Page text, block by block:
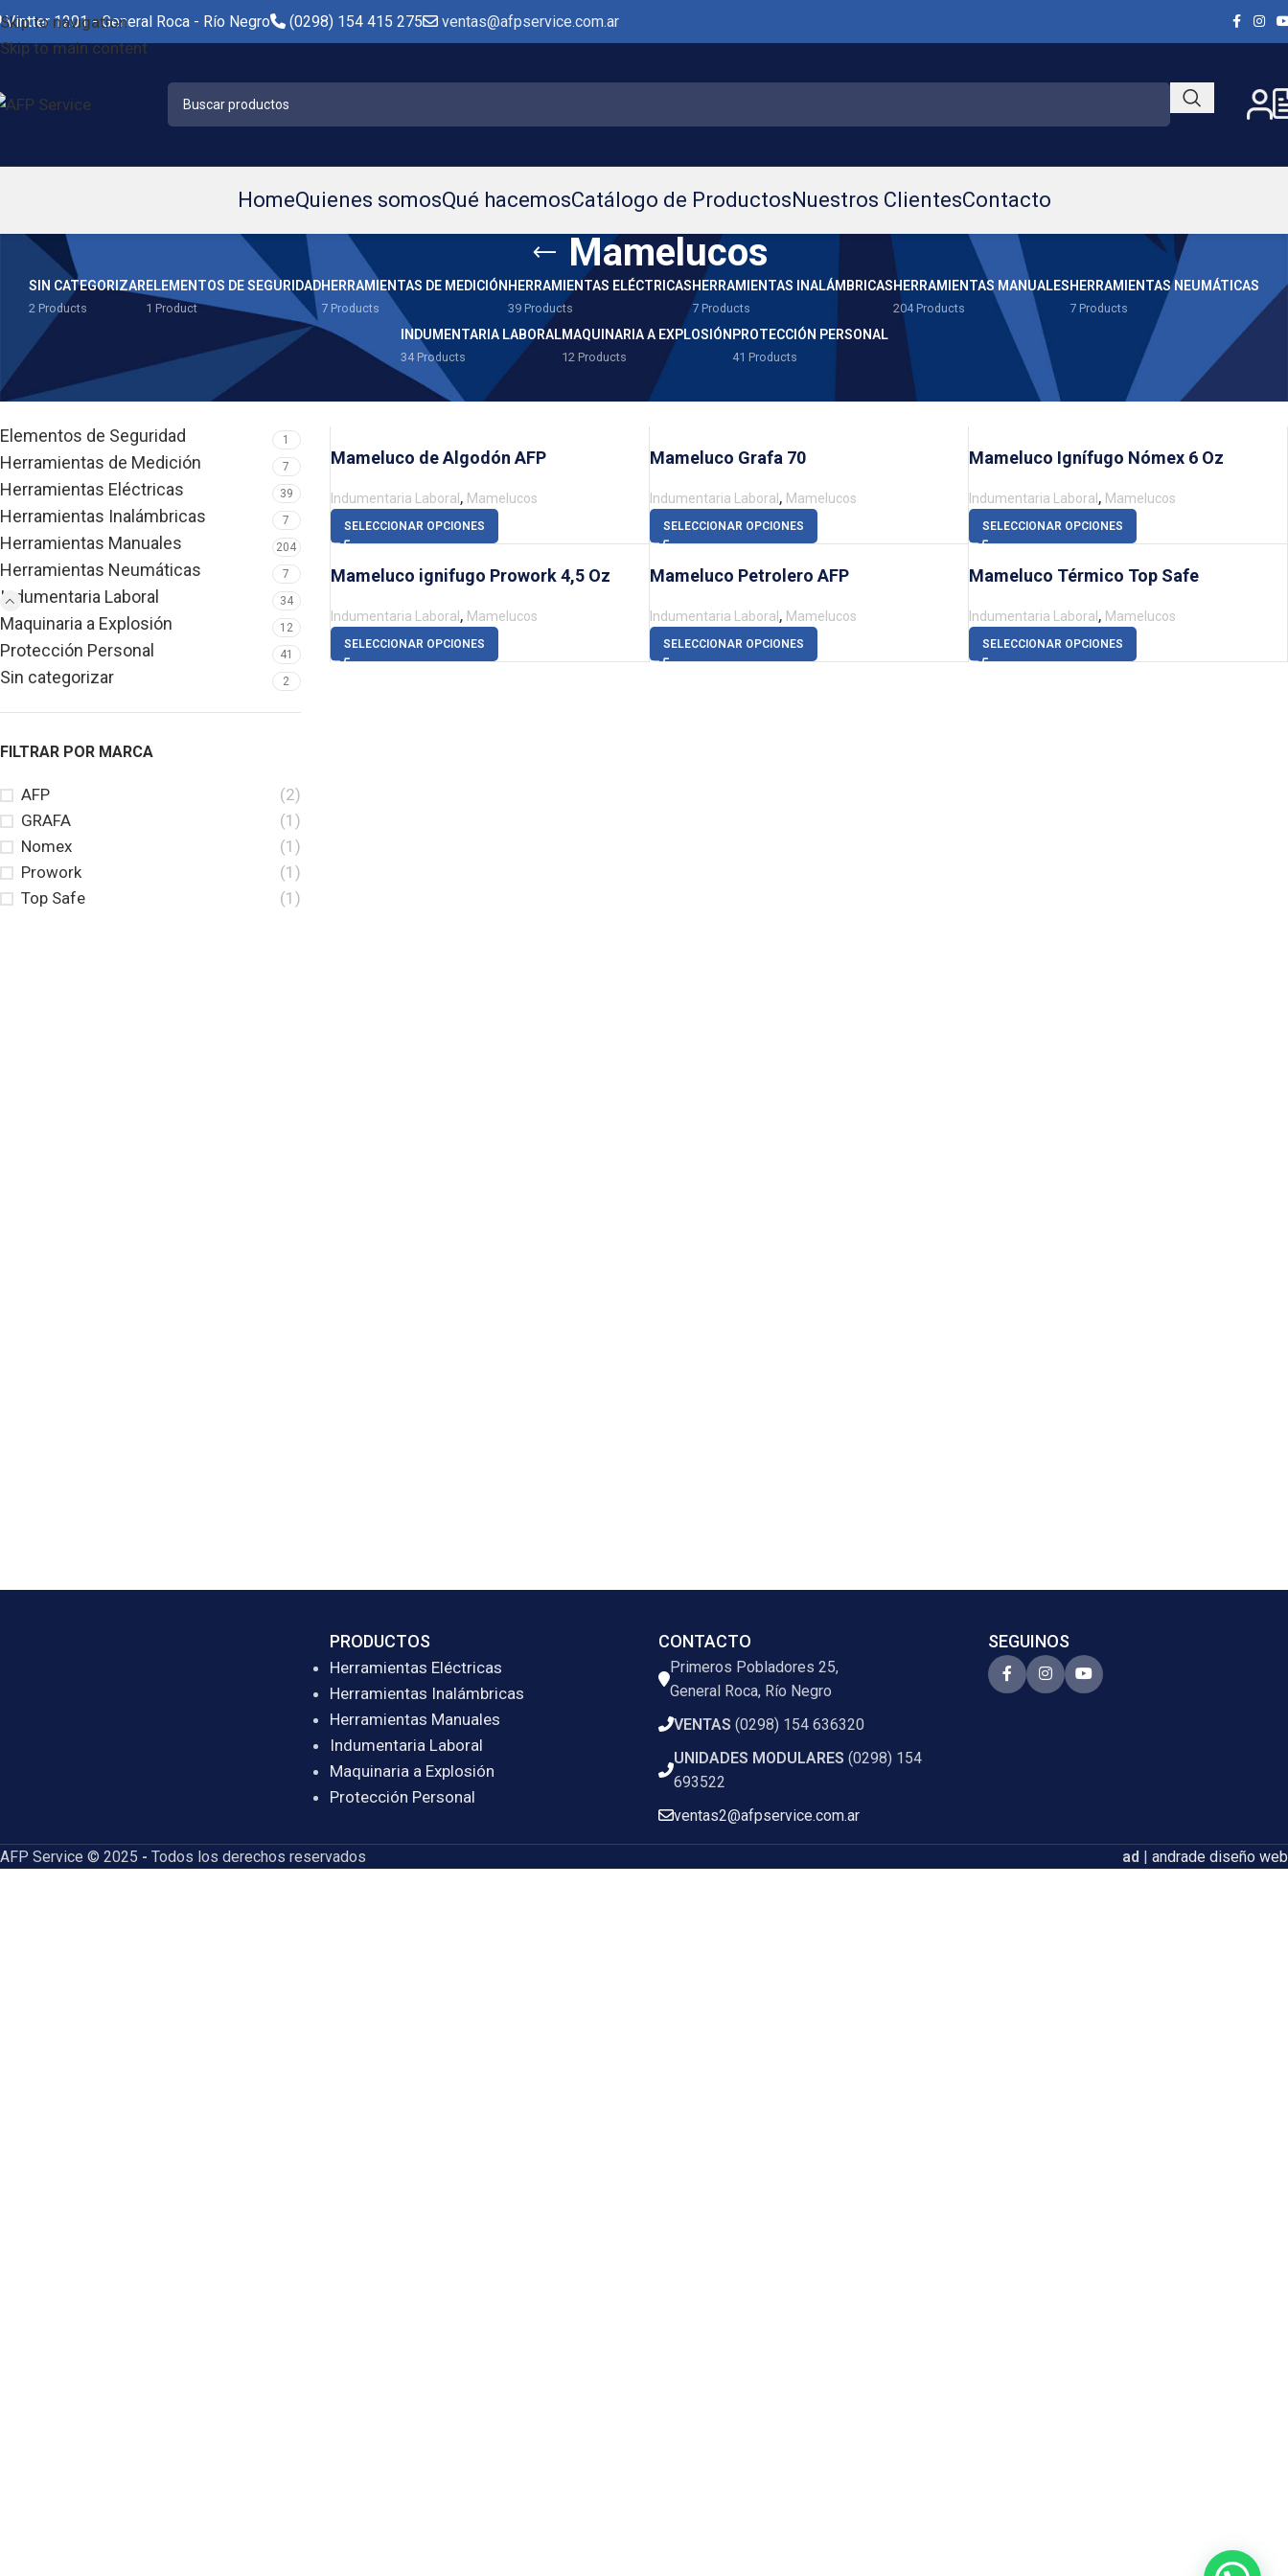
Skip to navigation
Skip to main content
Vintter 1201 - General Roca - Río Negro (0298) 154 415 275 ventas@afpservice.com.ar
HomeQuienes somosQué hacemosCatálogo de ProductosNuestros ClientesContacto
Mamelucos
SIN CATEGORIZAR
2 Products
ELEMENTOS DE SEGURIDAD
1 Product
HERRAMIENTAS DE MEDICIÓN
7 Products
HERRAMIENTAS ELÉCTRICAS
39 Products
HERRAMIENTAS INALÁMBRICAS
7 Products
HERRAMIENTAS MANUALES
204 Products
HERRAMIENTAS NEUMÁTICAS
7 Products
INDUMENTARIA LABORAL
34 Products
MAQUINARIA A EXPLOSIÓN
12 Products
PROTECCIÓN PERSONAL
41 Products
CATEGORÍAS
Elementos de Seguridad 1
Herramientas de Medición 7
Herramientas Eléctricas 39
Herramientas Inalámbricas 7
Herramientas Manuales 204
Herramientas Neumáticas 7
Indumentaria Laboral 34
Maquinaria a Explosión 12
Protección Personal 41
Sin categorizar 2
FILTRAR POR MARCA
AFP
(2)
GRAFA
(1)
Nomex
(1)
Prowork
(1)
Top Safe
(1)
Indumentaria Laboral/
Mameluco de Algodón AFP
Indumentaria Laboral , Mamelucos
SELECCIONAR OPCIONES
Mameluco Grafa 70
Indumentaria Laboral , Mamelucos
SELECCIONAR OPCIONES
Mameluco Ignífugo Nómex 6 Oz
Indumentaria Laboral , Mamelucos
SELECCIONAR OPCIONES
Mameluco ignifugo Prowork 4,5 Oz
Indumentaria Laboral , Mamelucos
SELECCIONAR OPCIONES
Mameluco Petrolero AFP
Indumentaria Laboral , Mamelucos
SELECCIONAR OPCIONES
Mameluco Térmico Top Safe
Indumentaria Laboral , Mamelucos
SELECCIONAR OPCIONES
PRODUCTOS
Herramientas Eléctricas
Herramientas Inalámbricas
Herramientas Manuales
Indumentaria Laboral
Maquinaria a Explosión
Protección Personal
CONTACTO
Primeros Pobladores 25,
General Roca, Río Negro
VENTAS (0298) 154 636320
UNIDADES MODULARES (0298) 154
693522
ventas2@afpservice.com.ar
SEGUINOS
AFP Service © 2025 - Todos los derechos reservados ad | andrade diseño web